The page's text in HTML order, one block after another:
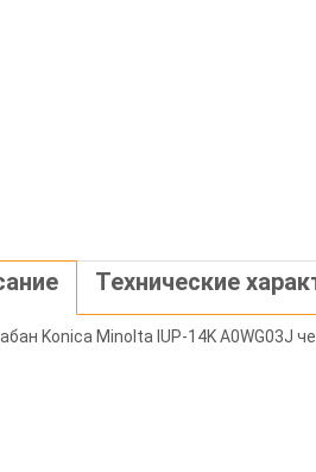
Технические
Konica Minolta IUP-14K A0WG03J